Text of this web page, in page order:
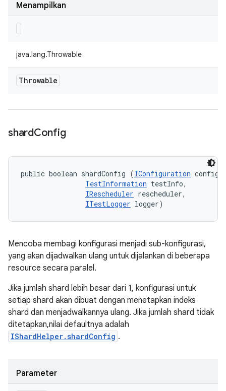
Menampilkan
java.lang.Throwable
Throwable
shardConfig
public boolean shardConfig (IConfiguration
TestInformation testInfo,
IRescheduler rescheduler,
ITestLogger logger)
Mencoba membagi konfigurasi menjadi sub-konfigurasi,
yang akan dijadwalkan ulang untuk dijalankan di beberapa
resource secara paralel.
Jika jumlah shard lebih besar dari 1, konfigurasi untuk
setiap shard akan dibuat dengan menetapkan indeks
shard dan menjadwalkannya ulang. Jika jumlah shard tidak
ditetapkan,nilai defaultnya adalah
IShardHelper.shardConfig .
Parameter